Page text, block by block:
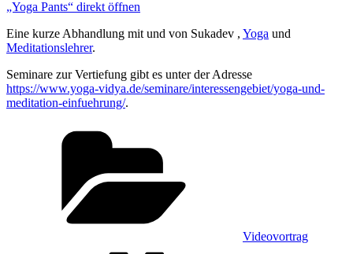
„Yoga Pants“ direkt öffnen
Eine kurze Abhandlung mit und von Sukadev , Yoga und
Meditationslehrer.
Seminare zur Vertiefung gibt es unter der Adresse
https://www.yoga-vidya.de/seminare/interessengebiet/yoga-und-
meditation-einfuehrung/.
Videovortrag